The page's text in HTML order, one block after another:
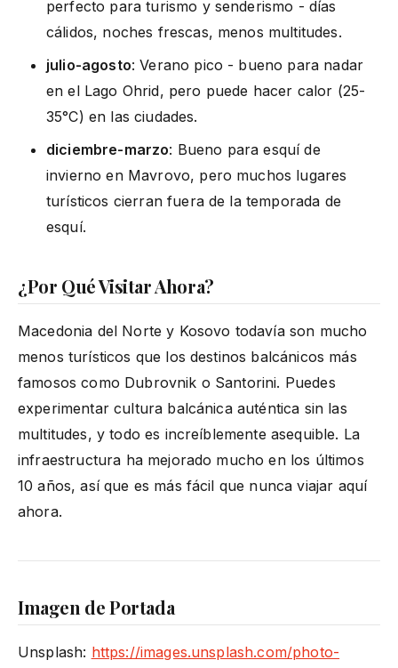
perfecto para turismo y senderismo - días
cálidos, noches frescas, menos multitudes.
julio-agosto: Verano pico - bueno para nadar
en el Lago Ohrid, pero puede hacer calor (25-
35°C) en las ciudades.
diciembre-marzo: Bueno para esquí de
invierno en Mavrovo, pero muchos lugares
turísticos cierran fuera de la temporada de
esquí.
¿Por Qué Visitar Ahora?
Macedonia del Norte y Kosovo todavía son mucho
menos turísticos que los destinos balcánicos más
famosos como Dubrovnik o Santorini. Puedes
experimentar cultura balcánica auténtica sin las
multitudes, y todo es increíblemente asequible. La
infraestructura ha mejorado mucho en los últimos
10 años, así que es más fácil que nunca viajar aquí
ahora.
Imagen de Portada
Unsplash: https://images.unsplash.com/photo-